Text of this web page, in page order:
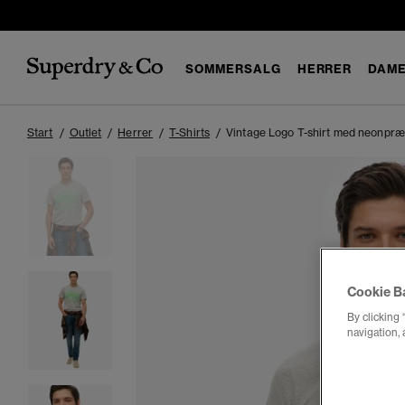
SOMMERSALG HERRER
Start Outlet Herrer T-Shirts Vintage Logo T-shirt med
Cookie
By clicking
navigation,